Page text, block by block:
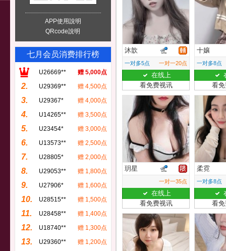
APP使用說明
QRcode說明
七月会员消费排行榜
U26669** 赠 5,000点
2. U29369** 赠 4,500点
3. U29367* 赠 4,000点
4. U14265** 赠 3,500点
5. U23454* 赠 3,000点
6. U13573** 赠 2,500点
7. U28805* 赠 2,000点
8. U29053** 赠 1,800点
9. U27906* 赠 1,600点
10. U28515** 赠 1,500点
11. U28458** 赠 1,400点
12. U18740** 赠 1,300点
13. U29360** 赠 1,200点
沐歆
一对多5点 一对一20点
在线上
看免费视讯
十孃
一对多8点
看
玥星
一对一35点
在线上
看免费视讯
柔霓
一对多8点
看